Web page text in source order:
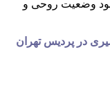
وضعیت روحی و
در پردیس تهران